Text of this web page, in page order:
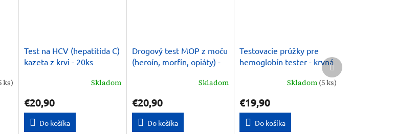
ks)
Test na HCV (hepatitída C)
kazeta z krvi - 20ks
Skladom
€20,90
Do košíka
Drogový test MOP z moču
(heroín, morfín, opiáty) -
Skladom
€20,90
Do košíka
Testovacie prúžky pre
hemoglobín tester - krvná
vzorka, 50ks (ALLTEST)
Skladom (5 ks)
€19,90
Do košíka
Ďalší
produkt